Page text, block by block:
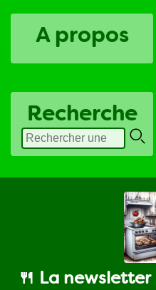
A propos
Recherche
🍴 La newsletter